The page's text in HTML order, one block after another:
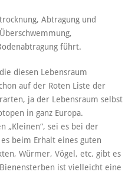
Abtragung und
führt.
diesen Lebensraum
auf der Roten Liste der
ja der Lebensraum selbst
in ganz Europa.
„Kleinen“, sei es bei der
beim Erhalt eines guten
Würmer, Vögel, etc. gibt es
ist vielleicht eine